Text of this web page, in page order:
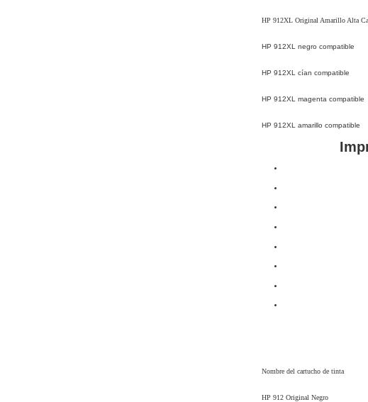
HP 912XL Original Amarillo Alta
HP 912XL negro compatible
HP 912XL cían compatible
HP 912XL magenta compatible
HP 912XL amarillo compatible
Nombre del cartucho de tinta
HP 912 Original Negro